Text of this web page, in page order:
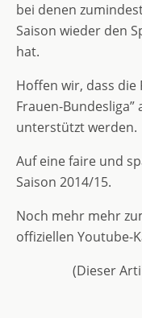
bei denen
Saison wieder den
hat.
Hoffen wir, dass die
Frauen-
unterstützt werden.
Auf eine faire und
Saison 2014/15.
Noch mehr mehr
offiziellen Youtube-
(Dieser